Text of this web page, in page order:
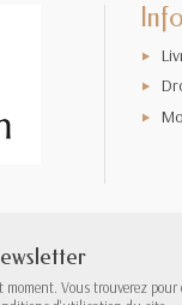
Vous trouverez pour